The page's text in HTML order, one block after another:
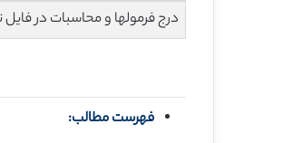
درج فرمولها و محاسبات در
فهرست مطالب: